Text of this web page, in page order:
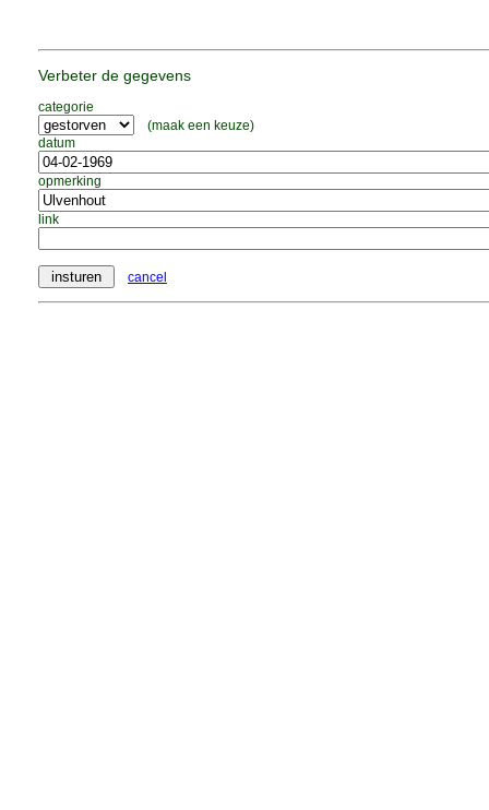
Verbeter de gegevens
categorie
(maak een keuze)
datum
opmerking
link
cancel